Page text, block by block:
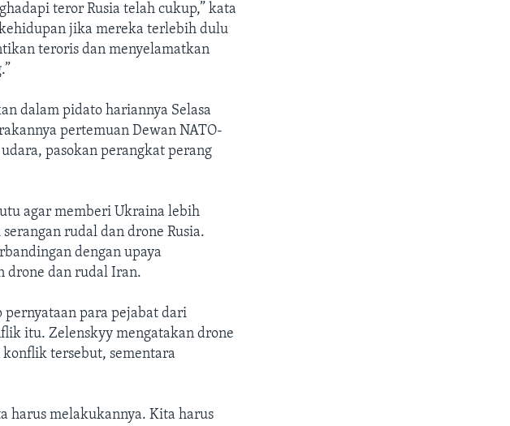
teror Rusia telah cukup,” kata
jika mereka terlebih dulu
teroris dan menyelamatkan
dalam pidato hariannya Selasa
pertemuan Dewan NATO-
pasokan perangkat perang
agar memberi Ukraina lebih
rudal dan drone Rusia.
dengan upaya
drone dan rudal Iran.
pernyataan para pejabat dari
itu. Zelenskyy mengatakan drone
konflik tersebut, sementara
harus melakukannya. Kita harus